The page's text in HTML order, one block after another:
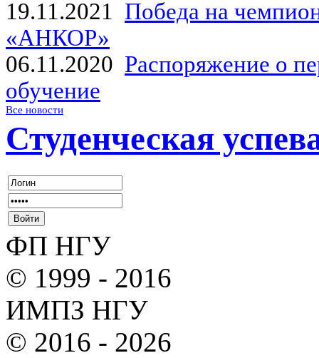
19.11.2021 Победа на
«АНКОР»
06.11.2020 Распоряжение о
обучение
Все новости
Студенческая
ФП НГУ
© 1999 - 2016
ИМПЗ НГУ
© 2016 - 2026